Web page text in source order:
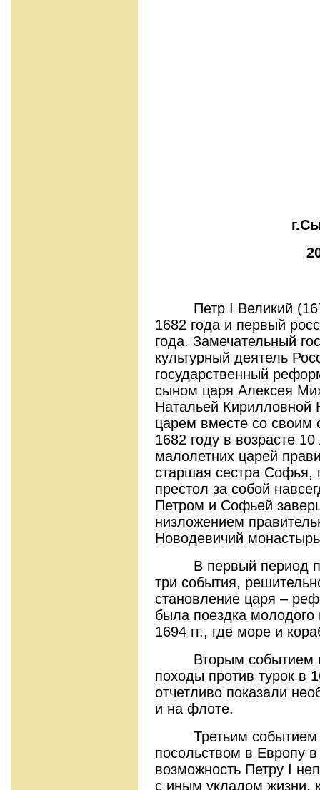
Петр I Великий
1682 года и первый
года. Замечательный
культурный деятель
государственный
сыном царя Алексея
Натальей Кирилловной
царем вместе со
1682 году в возрасте
малолетних царей
старшая сестра Софья,
престол за собой
Петром и Софьей
низложением
Новодевичий
В первый период
три события,
становление царя –
была поездка молодого
1694 гг., где море и
Вторым событием
походы против турок в
отчетливо показали
и на флоте.
Третьим событием
посольством в Европу в
возможность Петру I
с иным укладом жизни,